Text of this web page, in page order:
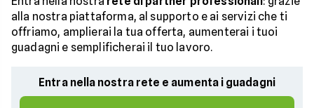
alla nostra piattaforma, al supporto e ai servizi che ti
offriamo, amplierai la tua offerta, aumenterai i tuoi
guadagni e semplificherai il tuo lavoro.
Entra nella nostra rete e aumenta i guadagni